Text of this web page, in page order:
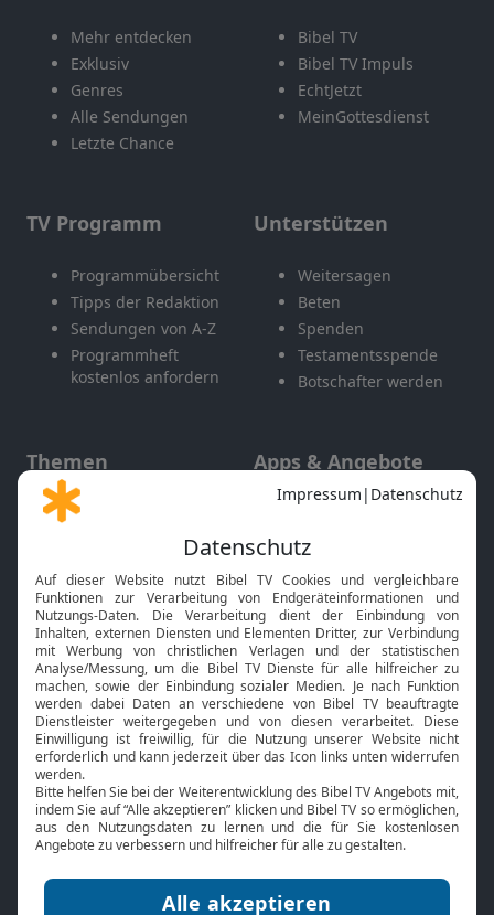
Mehr entdecken
Exklusiv
Genres
Alle Sendungen
Letzte Chance
Bibel TV
Bibel TV Impuls
EchtJetzt
MeinGottesdienst
TV Programm
Programmübersicht
Tipps der Redaktion
Sendungen von A-Z
Programmheft
kostenlos anfordern
Unterstützen
Weitersagen
Beten
Spenden
Testamentsspende
Botschafter werden
Themen
Gott und Bibel erklärt
Neuigkeiten
Apps & Angebote
Mobile App
Smart TV
HbbTV
Bibelthek Online-Bibel
Nächster Gottesdienst
Bibel TV
Über uns
Jobs
Mediadaten
Service
Kontakt
TV-Empfang